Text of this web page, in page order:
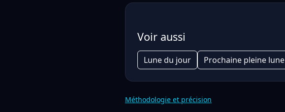
Voir aussi
Lune du jour Prochaine pleine lune
Méthodologie et précision